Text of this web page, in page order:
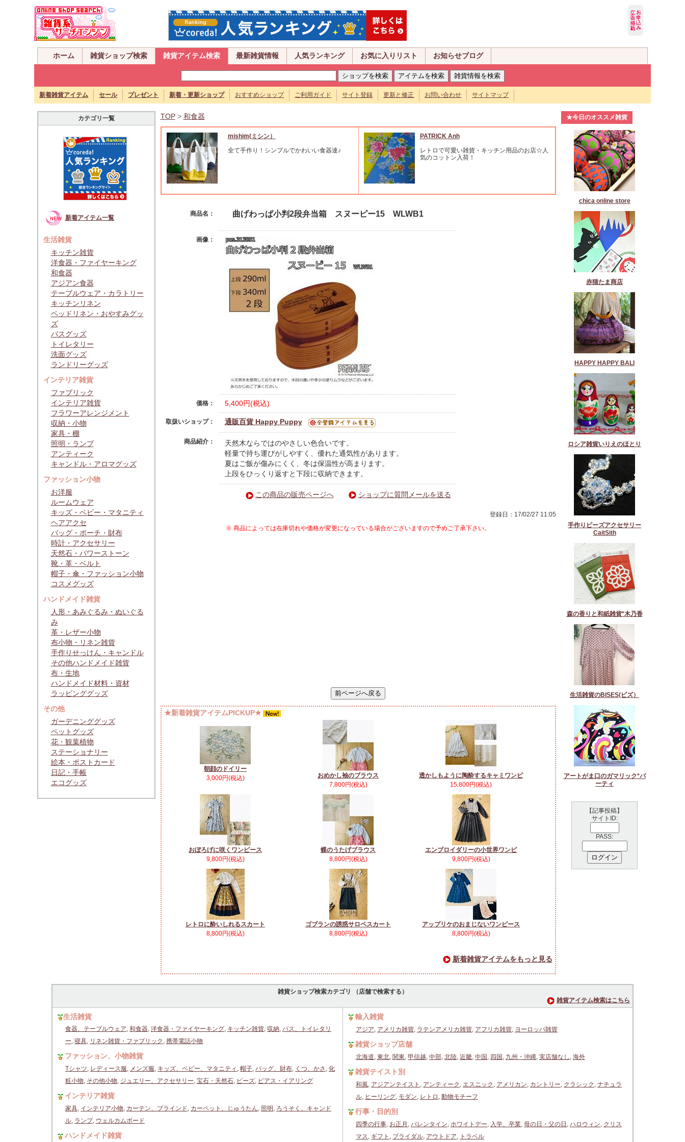
ホーム 雑貨ショップ検索 雑貨アイテム検索 最新雑貨情報 人気ランキング お気に入りリスト お知らせブログ
新着雑貨アイテム セール プレゼント 新着・更新ショップ おすすめショップ ご利用ガイド サイト登録 更新と修正 お問い合わせ サイトマップ
カテゴリ一覧
新着アイテム一覧
生活雑貨
キッチン雑貨
洋食器・ファイヤーキング
和食器
アジアン食器
テーブルウェア・カラトリー
キッチンリネン
ベッドリネン・おやすみグッ
ズ
バスグッズ
トイレタリー
洗面グッズ
ランドリーグッズ
インテリア雑貨
ファブリック
インテリア雑貨
フラワーアレンジメント
収納・小物
家具・棚
照明・ランプ
アンティーク
キャンドル・アロマグッズ
ファッション小物
お洋服
ルームウェア
キッズ・ベビー・マタニティ
ヘアアクセ
バッグ・ポーチ・財布
時計・アクセサリー
天然石・パワーストーン
靴・革・ベルト
帽子・傘・ファッション小物
コスメグッズ
ハンドメイド雑貨
人形・あみぐるみ・ぬいぐる
み
革・レザー小物
布小物・リネン雑貨
手作りせっけん・キャンドル
その他ハンドメイド雑貨
布・生地
ハンドメイド材料・資材
ラッピンググッズ
その他
ガーデニンググッズ
ペットグッズ
花・観葉植物
ステーショナリー
絵本・ポストカード
日記・手帳
エコグッズ
TOP> 和食器
mishim(ミシン）
全て手作り！シンプルでかわいい食器達♪
PATRICK Anh
レトロで可愛い雑貨・キッチン用品のお店☆人
気のコットン入荷！
商品名： 曲げわっぱ小判2段弁当箱 スヌーピー15 WLWB1
画像：
価格： 5,400円(税込)
取扱いショップ： 通販百貨 Happy Puppy
商品紹介：
天然木ならではのやさしい色合いです。
軽量で持ち運びがしやすく、優れた通気性があります。
夏はご飯が傷みにくく、冬は保温性が高まります。
上段をひっくり返すと下段に収納できます。
この商品の販売ページへ ショップに質問メールを送る
登録日：17/02/27 11:05
※ 商品によっては在庫切れや価格が変更になっている場合がございますので予めご了承下さい。
★新着雑貨アイテムPICKUP★
朝顔のドイリー
3,000円(税込)
おめかし袖のブラウス
7,800円(税込)
透かしもように陶酔するキャミワンピ
15,800円(税込)
おぼろげに咲くワンピース
9,800円(税込)
蝶のうたげブラウス
8,800円(税込)
エンブロイダリーの小世界ワンピ
9,800円(税込)
レトロに酔いしれるスカート
8,800円(税込)
ゴブランの誘惑サロペスカート
8,800円(税込)
アップリケのおまじないワンピース
8,800円(税込)
新着雑貨アイテムをもっと見る
★今日のオススメ雑貨
chica online store
赤猫たま商店
HAPPY HAPPY BALI
ロシア雑貨いりえのほとり
手作りビーズアクセサリー
CaitSith
森の香りと和紙雑貨*木乃香
生活雑貨のBISES(ビズ）
アートがま口のガマリック*パ
ーティ
【記事投稿】
サイトID:
PASS:
雑貨ショップ検索カテゴリ （店舗で検索する）
雑貨アイテム検索はこちら
生活雑貨
食器、テーブルウェア, 和食器, 洋食器・ファイヤーキング, キッチン雑貨, 収納, バス、トイレタリ
ー, 寝具, リネン雑貨・ファブリック , 携帯電話小物
ファッション、小物雑貨
Tシャツ, レディース服, メンズ服, キッズ、ベビー、マタニティ , 帽子, バッグ、財布, くつ、かさ , 化
粧小物, その他小物, ジュエリー、アクセサリー, 宝石・天然石, ビーズ, ピアス・イアリング
インテリア雑貨
家具, インテリア小物, カーテン、ブラインド, カーペット、じゅうたん, 照明 , ろうそく、キャンド
ル, ランプ, ウェルカムボード
ハンドメイド雑貨
輸入雑貨
アジア, アメリカ雑貨, ラテンアメリカ雑貨, アフリカ雑貨, ヨーロッパ雑貨
雑貨ショップ店舗
北海道, 東北, 関東, 甲信越, 中部, 北陸, 近畿, 中国 , 四国 , 九州・沖縄, 実店舗なし , 海外
雑貨テイスト別
和風, アジアンテイスト , アンティーク , エスニック , アメリカン, カントリー, クラシック , ナチュラ
ル, ヒーリング, モダン, レトロ , 動物モチーフ
行事・目的別
四季の行事, お正月 , バレンタイン, ホワイトデー, 入学、卒業, 母の日・父の日 , ハロウィン, クリス
マス, ギフト , ブライダル, アウトドア, トラベル